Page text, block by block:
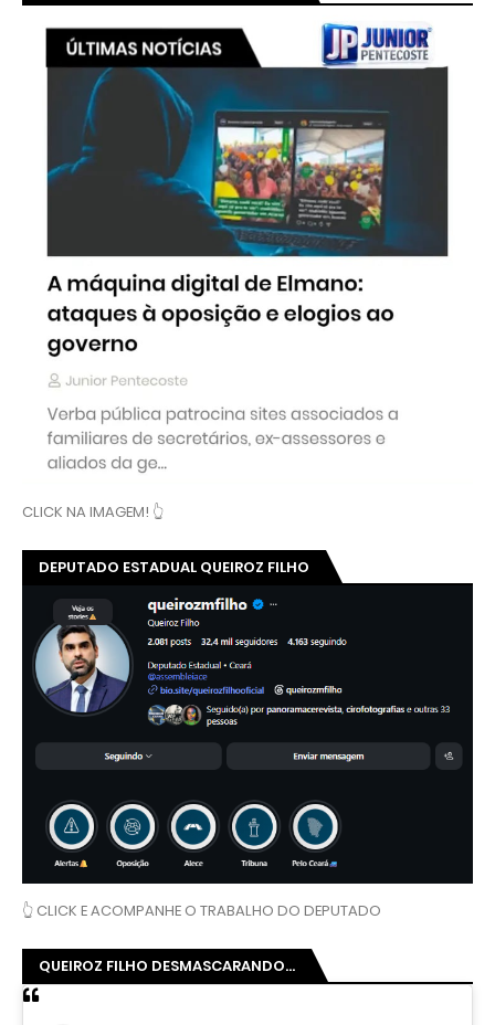
CLICK NA IMAGEM! 👆
DEPUTADO ESTADUAL QUEIROZ FILHO
👆 CLICK E ACOMPANHE O TRABALHO DO DEPUTADO
QUEIROZ FILHO DESMASCARANDO...